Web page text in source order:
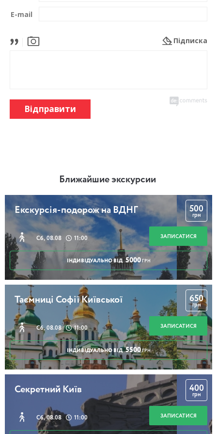
E-mail
Підписка
Відправити
Ближайшие экскурсии
Екскурсія-подорож на ВДНГ
Сб, 08.08 11:00
500
грн
ЗАПИСАТИСЯ
ІНДИВІДУАЛЬНО ВІД 5000 ГРН
Таємниці Софії Київської
Сб, 08.08 11:00
650
грн
ЗАПИСАТИСЯ
ІНДИВІДУАЛЬНО ВІД 5500 ГРН
Секретний Київ
Сб, 08.08 11:00
400
грн
ЗАПИСАТИСЯ